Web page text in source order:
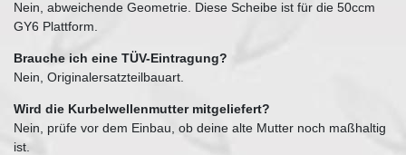
Nein, abweichende Geometrie. Diese Scheibe ist für die 50ccm
GY6 Plattform.
Brauche ich eine TÜV-Eintragung?
Nein, Originalersatzteilbauart.
Wird die Kurbelwellenmutter mitgeliefert?
Nein, prüfe vor dem Einbau, ob deine alte Mutter noch maßhaltig
ist.